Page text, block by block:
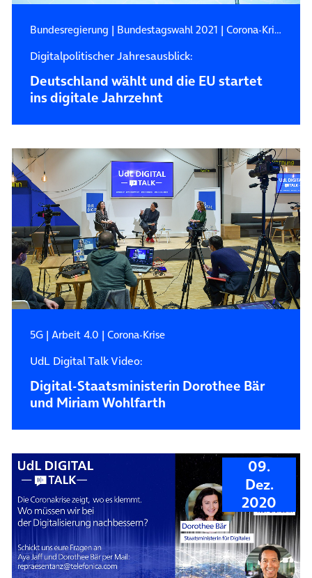
Bundesregierung | Bundestagswahl 2021 | Corona-Krise
Digitalpolitischer Jahresausblick:
Deutschland wählt und die EU startet
ins digitale Jahrzehnt
5G| Arbeit 4.0 | Corona-Krise
UdL Digital Talk Video:
Digital-Staatsministerin Dorothee Bär
und Miriam Wohlfarth
09.
Dez.
2020